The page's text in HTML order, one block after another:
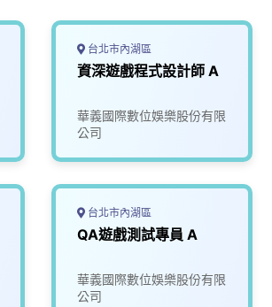
台北市內湖區
資深遊戲程式設計師 A
華義國際數位娛樂股份有限
公司
台北市內湖區
QA遊戲測試專員 A
華義國際數位娛樂股份有限
公司